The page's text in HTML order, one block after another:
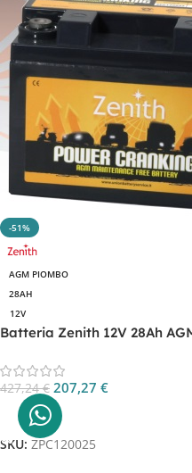
-51%
AGM PIOMBO
28AH
12V
Batteria Zenith 12V 28Ah
427,24€ 207,27 €
Aggiungi Al Carrello
SKU: ZPC120025